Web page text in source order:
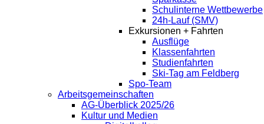
Schulinterne Wettbewerbe
24h-Lauf (SMV)
Exkursionen + Fahrten
Ausflüge
Klassenfahrten
Studienfahrten
Ski-Tag am Feldberg
Spo-Team
Arbeitsgemeinschaften
AG-Überblick 2025/26
Kultur und Medien